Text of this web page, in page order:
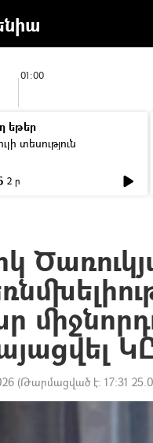
01:00
եթեր
տեսություն
2 ր
(Թարմացված է: 17:31